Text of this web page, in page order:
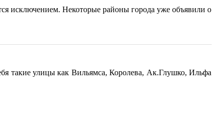
исключением. Некоторые районы города уже объявили о
такие улицы как Вильямса, Королева, Ак.Глушко, Ильфа